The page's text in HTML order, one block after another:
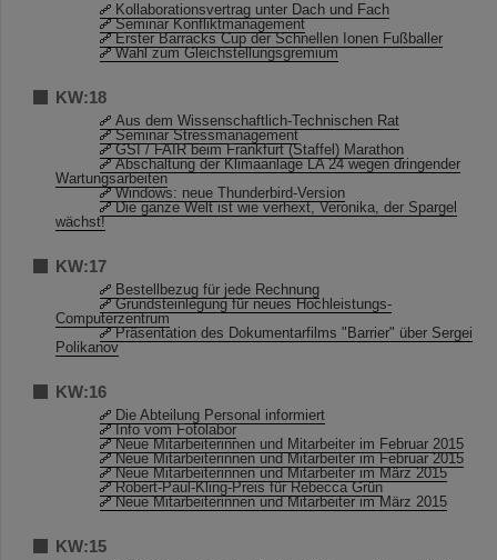
Kollaborationsvertrag unter Dach und Fach
Seminar Konfliktmanagement
Erster Barracks Cup der Schnellen Ionen Fußballer
Wahl zum Gleichstellungsgremium
KW:18
Aus dem Wissenschaftlich-Technischen Rat
Seminar Stressmanagement
GSI / FAIR beim Frankfurt (Staffel) Marathon
Abschaltung der Klimaanlage LA 24 wegen dringender
Wartungsarbeiten
Windows: neue Thunderbird-Version
Die ganze Welt ist wie verhext, Veronika, der Spargel
wächst!
KW:17
Bestellbezug für jede Rechnung
Grundsteinlegung für neues Hochleistungs-
Computerzentrum
Präsentation des Dokumentarfilms "Barrier" über Sergei
Polikanov
KW:16
Die Abteilung Personal informiert
Info vom Fotolabor
Neue Mitarbeiterinnen und Mitarbeiter im Februar 2015
Neue Mitarbeiterinnen und Mitarbeiter im Februar 2015
Neue Mitarbeiterinnen und Mitarbeiter im März 2015
Robert-Paul-Kling-Preis für Rebecca Grün
Neue Mitarbeiterinnen und Mitarbeiter im März 2015
KW:15